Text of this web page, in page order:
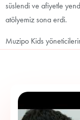
süslendi ve afiyetle
atölyemiz sona erdi.
Muzipo Kids